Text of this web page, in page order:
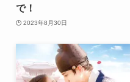
で！
2023年8月30日